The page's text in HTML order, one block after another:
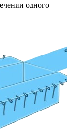
одного